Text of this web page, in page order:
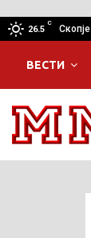
26.5
C
Скопје
ВЕСТИ